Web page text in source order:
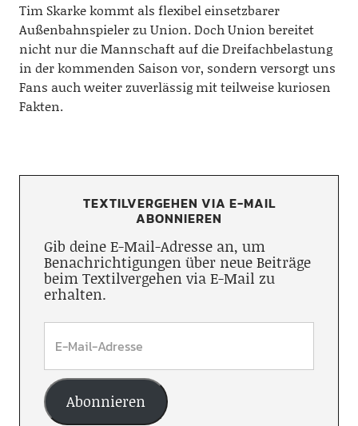
Tim Skarke kommt als flexibel einsetzbarer
Außenbahnspieler zu Union. Doch Union bereitet
nicht nur die Mannschaft auf die Dreifachbelastung
in der kommenden Saison vor, sondern versorgt uns
Fans auch weiter zuverlässig mit teilweise kuriosen
Fakten.
TEXTILVERGEHEN VIA E-MAIL
ABONNIEREN
Gib deine E-Mail-Adresse an, um
Benachrichtigungen über neue Beiträge
beim Textilvergehen via E-Mail zu
erhalten.
Abonnieren